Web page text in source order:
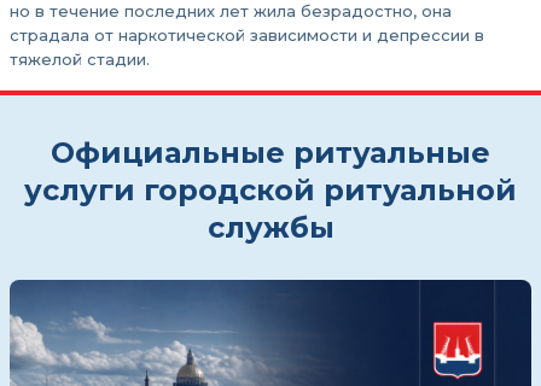
но в течение последних лет жила безрадостно, она
страдала от наркотической зависимости и депрессии в
тяжелой стадии.
Официальные ритуальные
услуги городской ритуальной
службы